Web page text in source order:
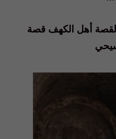
لقصة أهل الكهف قصة